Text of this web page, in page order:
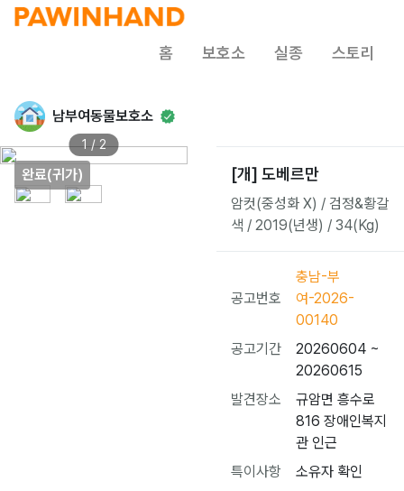
홈 보호소 실종 스토리
남부여동물보호소
완료(귀가)
1 / 2
[개] 도베르만
암컷(중성화 X) / 검정&황갈
색 / 2019(년생) / 34(Kg)
공고번호
충남-부
여-2026-
00140
공고기간
20260604 ~
20260615
발견장소
규암면 흥수로
816 장애인복지
관 인근
특이사항
소유자 확인